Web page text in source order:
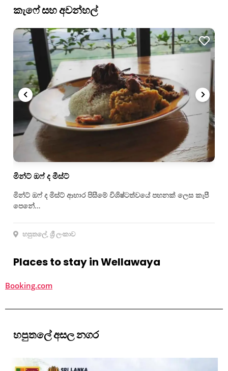
කැෆේ සහ අවන්හල්
මින්ට් ඔෆ් ද මීස්ට්
මින්ට් ඔෆ් ද මිස්ට් ආහාර පිසීමේ විශිෂ්ටත්වයේ පහනක් ලෙස කැපී
පෙනේ…
හපුතලේ, ශ්‍රී ලංකාව
Places to stay in Wellawaya
Booking.com
හපුතලේ අසල නගර